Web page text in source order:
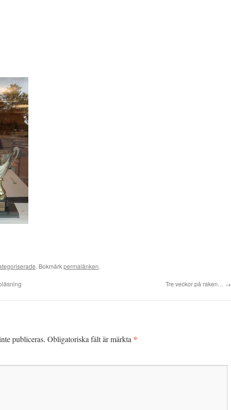
. Bokmärkpermalänken.
Tre veckor på raken… →
publiceras. Obligatoriska fält är märkta *